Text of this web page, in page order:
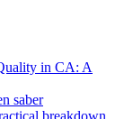
in CA: A
saber
breakdown